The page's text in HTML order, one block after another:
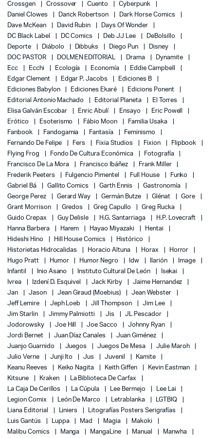
Crossgen
Crossover Cuento
Cyberpunk
Daniel Clowes
Darick Robertson
Dark Horse Comics
Dave McKean
David Rubin
Days Of Wonder
DC Black Label
DC Comics Deb JJ Lee
DeBolsillo
Deporte
Diábolo Dibbuks Diego Pun
Disney
DOC PASTOR
DOLMEN EDITORIAL Drama
Dynamite
Ecc
Ecchi Ecología Economía
Eddie Campbell
Edgar Clement
Edgar P. Jacobs
Ediciones B
Ediciones Babylon
Ediciones Ekaré
Edicions Ponent
Editorial Antonio Machado
Editorial Planeta
El Torres
Elisa Galván Escobar
Enric Abulí Ensayo
Eric Powell
Erótico
Esoterismo Fábio Moon
Familia Usaka
Fanbook
Fandogamia Fantasía
Feminismo
Fernando De Felipe
Fers Fixia Studios Fixion
Flipbook
Flying Frog
Fondo De Cultura Económica
Fotografía
Francisco De La Mora
Francisco Ibáñez
Frank Miller
Frederik Peeters
Fulgencio Pimentel Full House
Funko
Gabriel Bá
Gallito Comics Garth Ennis
Gastronomía
George Perez
Gerard Way Germán Butze Glénat
Gore
Grant Morrison
Gredos Greg Capullo
Greg Rucka
Guido Crepax
Guy Delisle H.G. Santarriaga
H.P. Lovecraft
Hanna Barbera
Harem Hayao Miyazaki
Hentai
Hideshi Hino
Hill House Comics
Histórico
Historietas Hidrocalidas
Horacio Altuna Horax
Horror
Hugo Pratt
Humor Humor Negro Idw Ilarión
Image
Infantil
Inio Asano Instituto Cultural De León
Isekai
Ivrea
Izdení D. Esquivel Jack Kirby
Jaime Hernandez
Jan
Jason Jean Giraud (Moebius)
Jean Webster
Jeff Lemire
Jeph Loeb Jill Thompson
Jim Lee
Jim Starlin
Jimmy Palmiotti Jis
JL Pescador
Jodorowsky
Joe Hill Joe Sacco
Johnny Ryan
Jordi Bernet
Juan Díaz Canales
Juan Giménez
Juanjo Guarnido
Juegos Juegos De Mesa
Julie Maroh
Julio Verne
Junji Ito Jus Juvenil
Kamite
Keanu Reeves
Keiko Nagita Keith Giffen
Kevin Eastman
Kitsune
Kraken
La Biblioteca De Carfax
La Caja De Cerillos
La Cúpula Lee Bermejo
Lee Lai
Legion Comix
León De Marco Letrablanka
LGTBIQ
Liana Editorial
Liniers
Litografías Posters Serigrafías
Luis Gantús
Luppa Mad Magia
Makoki
Malibu Comics
Manga MangaLine Manual
Manwha